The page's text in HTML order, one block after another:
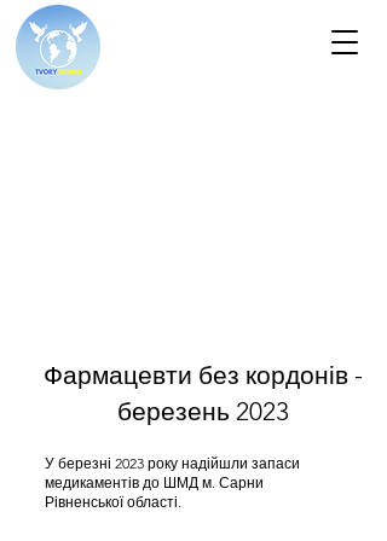
Фармацевти без кордонів -
березень 2023
У березні 2023 року надійшли запаси
медикаментів до ШМД м. Сарни
Рівненської області.